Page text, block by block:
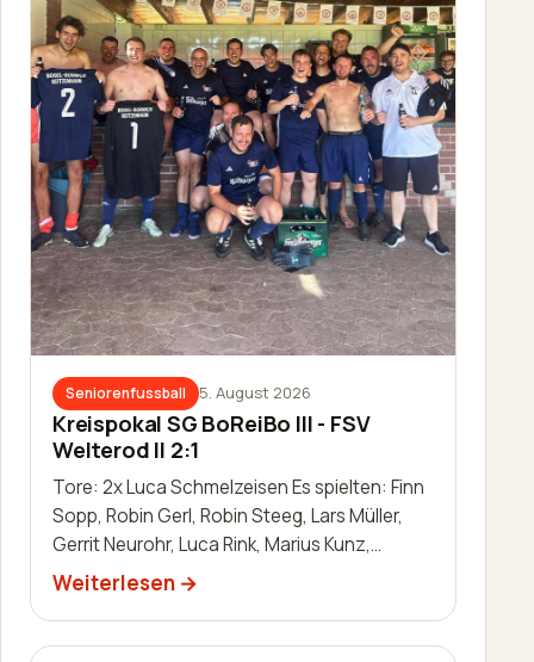
Seniorenfussball 5. August 2026
Kreispokal SG BoReiBo III - FSV
Welterod II 2:1
Tore: 2x Luca Schmelzeisen Es spielten: Finn
Sopp, Robin Gerl, Robin Steeg, Lars Müller,
Gerrit Neurohr, Luca Rink, Marius Kunz,
Manuel Häuser, Lukas Schleis,…
Weiterlesen